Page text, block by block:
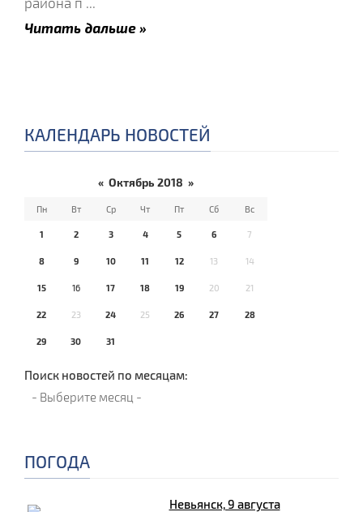
Читать дальше »
КАЛЕНДАРЬ НОВОСТЕЙ
« Октябрь 2018 »
Пн Вт Ср Чт Пт Сб Вс
1 2 3 4 5 6 7
8 9 10 11 12 13 14
15 16 17 18 19 20 21
22 23 24 25 26 27 28
29 30 31
Поиск новостей по месяцам:
ПОГОДА
Невьянск, 9 августа